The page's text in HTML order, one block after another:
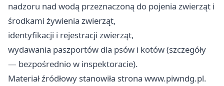
nadzoru nad wodą przeznaczoną do pojenia zwierząt i
środkami żywienia zwierząt,
identyfikacji i rejestracji zwierząt,
wydawania paszportów dla psów i kotów (szczegóły
— bezpośrednio w inspektoracie).
Materiał źródłowy stanowiła strona www.piwndg.pl.